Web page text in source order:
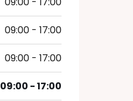
09:00 - 17:00
09:00 - 17:00
09:00 - 17:00